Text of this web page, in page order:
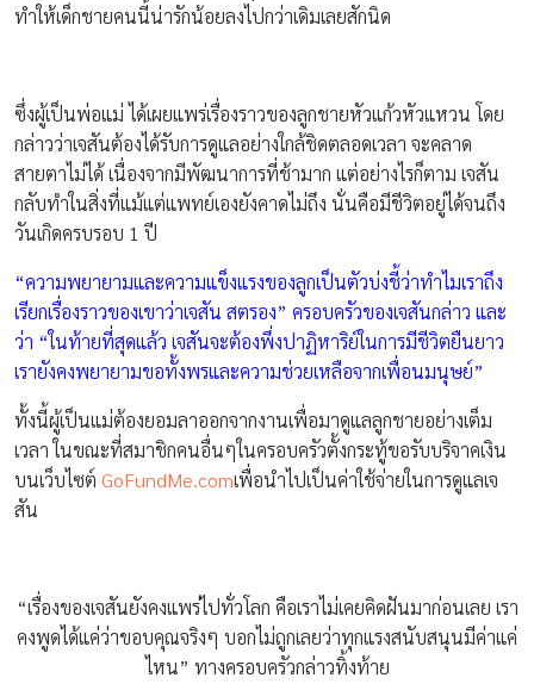
ทำให้เด็กชายคนนี้น่ารักน้อยลงไปกว่าเดิมเลยสักนิด
ซึ่งผู้เป็นพ่อแม่ ได้เผยแพร่เรื่องราวของลูกชายหัวแก้วหัวแหวน โดย
กล่าวว่าเจสันต้องได้รับการดูแลอย่างใกล้ชิดตลอดเวลา จะคลาด
สายตาไม่ได้ เนื่องจากมีพัฒนาการที่ช้ามาก แต่อย่างไรก็ตาม เจสัน
กลับทำในสิ่งที่แม้แต่แพทย์เองยังคาดไม่ถึง นั่นคือมีชีวิตอยู่ได้จนถึง
วันเกิดครบรอบ 1 ปี
“ความพยายามและความแข็งแรงของลูกเป็นตัวบ่งชี้ว่าทำไมเราถึง
เรียกเรื่องราวของเขาว่าเจสัน สตรอง” ครอบครัวของเจสันกล่าว และ
ว่า “ในท้ายที่สุดแล้ว เจสันจะต้องพึ่งปาฏิหาริย์ในการมีชีวิตยืนยาว
เรายังคงพยายามขอทั้งพรและความช่วยเหลือจากเพื่อนมนุษย์”
ทั้งนี้ผู้เป็นแม่ต้องยอมลาออกจากงานเพื่อมาดูแลลูกชายอย่างเต็ม
เวลา ในขณะที่สมาชิกคนอื่นๆในครอบครัวตั้งกระทู้ขอรับบริจาคเงิน
บนเว็บไซต์ GoFundMe.comเพื่อนำไปเป็นค่าใช้จ่ายในการดูแลเจ
สัน
“เรื่องของเจสันยังคงแพร่ไปทั่วโลก คือเราไม่เคยคิดฝันมาก่อนเลย เรา
คงพูดได้แค่ว่าขอบคุณจริงๆ บอกไม่ถูกเลยว่าทุกแรงสนับสนุนมีค่าแค่
ไหน” ทางครอบครัวกล่าวทิ้งท้าย